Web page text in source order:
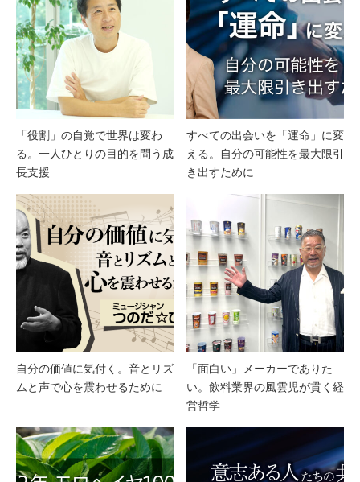
「役割」の自覚で世界は変わ
る。一人ひとりの目的を問う成
長支援
すべての出会いを「運命」に変
える。自分の可能性を最大限引
き出すために
自分の価値に気付く。音とリズ
ムと声で心を震わせるために
「面白い」メーカーでありた
い。飲料業界の風雲児が貫く経
営哲学